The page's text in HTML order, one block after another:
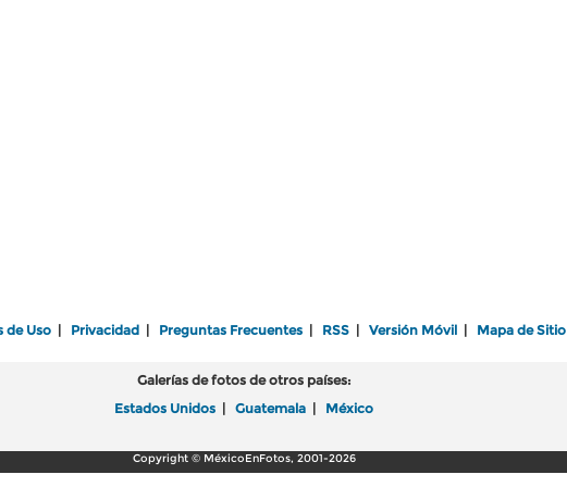
de Uso Privacidad Preguntas Frecuentes RSS Versión Móvil Mapa de Sitio
Galerías de fotos de otros países:
Estados Unidos
Guatemala México
Copyright © MéxicoEnFotos, 2001-2026